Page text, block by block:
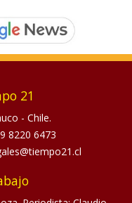
21
- Chile.
8220 6473